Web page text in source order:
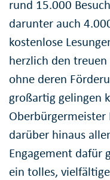
rund 15.000
darunter auch
kostenlose
herzlich den
ohne deren
großartig gelingen
Oberbürgermeister
darüber hinaus
Engagement dafür
ein tolles,